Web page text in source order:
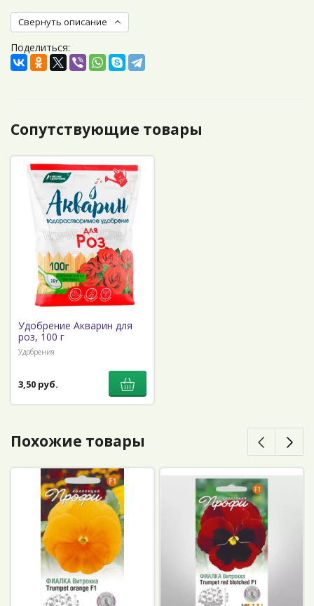
Свернуть описание
Поделиться:
Сопутствующие товары
Удобрение Акварин для
роз, 100 г
Удобрения
3,50 руб.
Похожие товары